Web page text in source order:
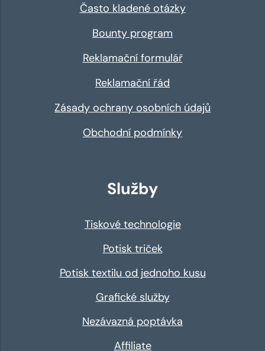
Často kladené otázky
Bounty program
Reklamační formulář
Reklamační řád
Zásady ochrany osobních údajů
Obchodní podmínky
Služby
Tiskové technologie
Potisk triček
Potisk textilu od jednoho kusu
Grafické služby
Nezávazná poptávka
Affiliate